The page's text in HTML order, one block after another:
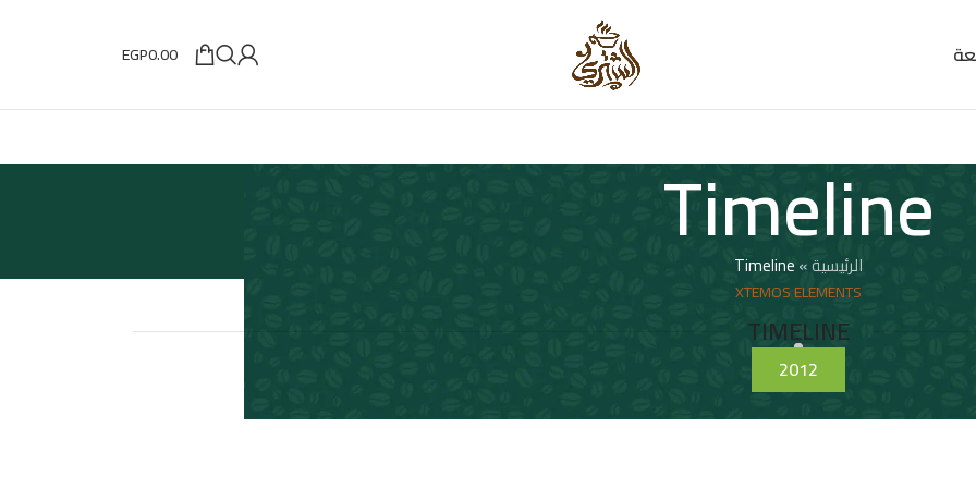
EGP0.00
Timeline
الرئيسية»
Timeline
XTEMOS ELEMENTS
TIMELINE
2012